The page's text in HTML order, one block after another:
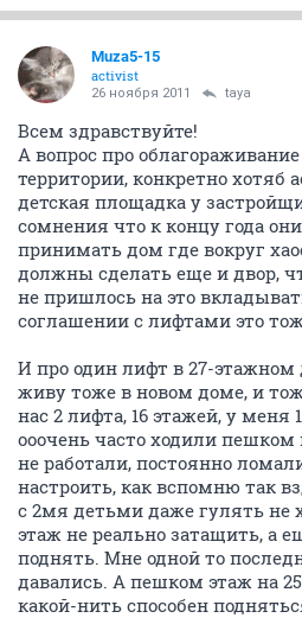
Muza5-15
activist
26 ноября 2011 taya
Всем здравствуйте!
А вопрос про
территории, конкретно хотяб
детская площадка у
сомнения что к концу года
принимать дом где вокруг
должны сделать еще и двор,
не пришлось на это
соглашении с лифтами это
И про один лифт в 27-этажном
живу тоже в новом доме, и
нас 2 лифта, 16 этажей, у меня
ооочень часто ходили пешком
не работали, постоянно
настроить, как вспомню так
с 2мя детьми даже гулять не
этаж не реально затащить, а
поднять. Мне одной то
давались. А пешком этаж на
какой-нить способен